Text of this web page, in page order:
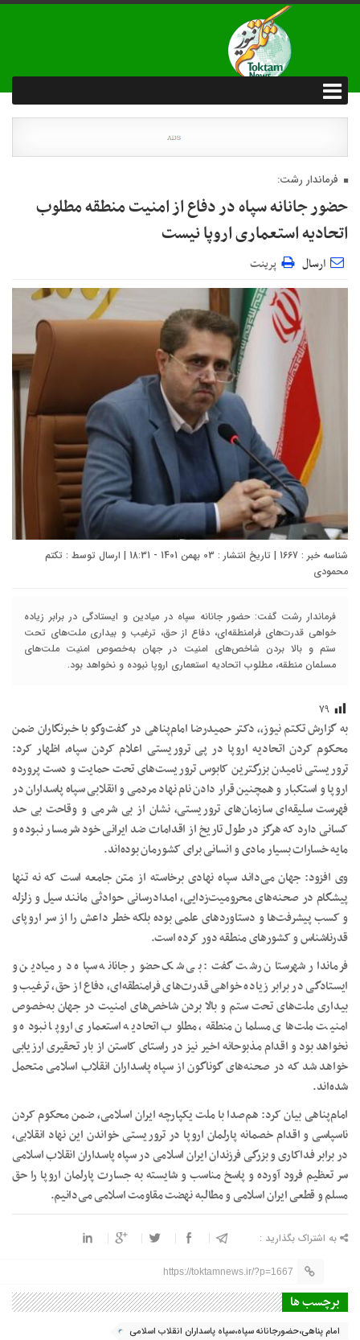
فرماندار رشت:
حضور جانانه سپاه در دفاع از امنیت منطقه مطلوب
اتحادیه استعماری اروپا نیست
ارسال پرینت
شناسه خبر : 1667 | تاریخ انتشار : 03 بهمن 1401 - 18:31 | ارسال توسط :
تکتم
محمودی
فرماندار رشت گفت: حضور جانانه سپاه در میادین و ایستادگی در برابر زیاده
خواهی قدرت‌های فرامنطقه‌ای، دفاع از حق، ترغیب و بیداری ملت‌های تحت
ستم و بالا بردن شاخص‌های امنیت در جهان به‌خصوص امنیت ملت‌های
مسلمان منطقه، مطلوب اتحادیه استعماری اروپا نبوده و نخواهد بود.
۷۹
به گزارش تکتم نیوز،، دکتر حمیدرضا امام‌پناهی در گفت‌وگو با خبرنگاران ضمن
محکوم کردن اتحادیه اروپا در پی تروریستی اعلام کردن سپاه، اظهار کرد:
تروریستی نامیدن بزرگترین کابوس تروریست‌های تحت حمایت و دست پرورده
اروپا و استکبار و همچنین قرار دادن نام نهاد مردمی و انقلابی سپاه پاسداران در
فهرست سلیقه‌ای سازمان‌های تروریستی، نشان از بی شرمی و وقاحت بی حد
کسانی دارد که هرگز در طول تاریخ از اقدامات ضد ایرانی خود شرمسار نبوده و
مایه خسارات بسیار مادی و انسانی برای کشورمان بوده‌اند.
وی افزود: جهان می‌داند سپاه نهادی برخاسته از متن جامعه است که نه تنها
پیشگام در صحنه‌های محرومیت‌زدایی، امدادرسانی حوادثی مانند سیل و زلزله
و کسب پیشرفت‌ها و دستاوردهای علمی بوده بلکه خطر داعش را از سر اروپای
قدر‌ناشناس و کشورهای منطقه دور کرده است.
فرماندار شهرستان رشت گفت: بی شک حضور جانانه سپاه در میادین و
ایستادگی در برابر زیاده خواهی قدرت‌های فرامنطقه‌ای، دفاع از حق، ترغیب و
بیداری ملت‌های تحت ستم و بالا بردن شاخص‌های امنیت در جهان به‌خصوص
امنیت ملت‌های مسلمان منطقه، مطلوب اتحادیه استعماری اروپا نبوده و
نخواهد بود و اقدام مذبوحانه اخیر نیز در راستای کاستن از بار تحقیری ارزیابی
خواهد شد که در صحنه‌های گوناگون از سپاه پاسداران انقلاب اسلامی متحمل
شده‌اند.
امام‌پناهی بیان کرد: هم‌صدا با ملت یکپارچه ایران اسلامی، ضمن محکوم کردن
ناسپاسی و اقدام خصمانه پارلمان اروپا در تروریستی خواندن این نهاد انقلابی،
در برابر فداکاری و بزرگی فرزندان ایران اسلامی در سپاه پاسداران انقلاب اسلامی
سر تعظیم فرود آورده و پاسخ مناسب و شایسته به جسارت پارلمان اروپا را حق
مسلم و قطعی ایران اسلامی و مطالبه نهضت مقاومت اسلامی می‌دانیم.
به اشتراک بگذارید :
https://toktamnews.ir/?p=1667
برچسب ها
امام پناهی،حضورجانانه سپاه،سپاه پاسداران انقلاب اسلامی